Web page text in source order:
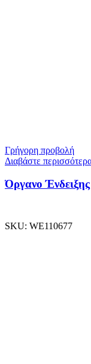
Γρήγορη προβολή
Διαβάστε
Όργανο
SKU: WE110677